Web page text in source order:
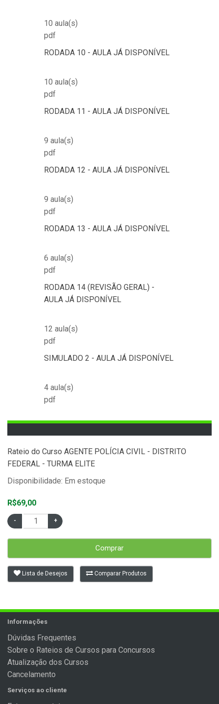
10 aula(s)
pdf
RODADA 10 - AULA JÁ DISPONÍVEL
10 aula(s)
pdf
RODADA 11 - AULA JÁ DISPONÍVEL
9 aula(s)
pdf
RODADA 12 - AULA JÁ DISPONÍVEL
9 aula(s)
pdf
RODADA 13 - AULA JÁ DISPONÍVEL
6 aula(s)
pdf
RODADA 14 (REVISÃO GERAL) -
AULA JÁ DISPONÍVEL
12 aula(s)
pdf
SIMULADO 2 - AULA JÁ DISPONÍVEL
4 aula(s)
pdf
Rateio do Curso AGENTE POLÍCIA CIVIL - DISTRITO
FEDERAL - TURMA ELITE
Disponibilidade: Em estoque
R$69,00
Comprar
Lista de Desejos Comparar Produtos
Informações
Dúvidas Frequentes
Sobre o Rateios de Cursos para Concursos
Atualização dos Cursos
Cancelamento
Serviços ao cliente